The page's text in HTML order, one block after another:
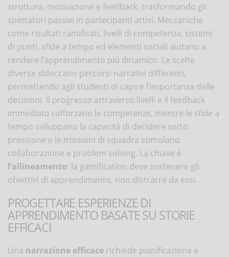
struttura, motivazione e feedback, trasformando gli
spettatori passivi in partecipanti attivi. Meccaniche
come risultati ramificati, livelli di competenza, sistemi
di punti, sfide a tempo ed elementi sociali aiutano a
rendere l’apprendimento più dinamico. Le scelte
diverse sbloccano percorsi narrativi differenti,
permettendo agli studenti di capire l’importanza delle
decisioni. Il progresso attraverso livelli e il feedback
immediato rafforzano le competenze, mentre le sfide a
tempo sviluppano la capacità di decidere sotto
pressione e le missioni di squadra stimolano
collaborazione e problem solving. La chiave è
l’allineamento: la gamification deve sostenere gli
obiettivi di apprendimento, non distrarre da essi.
PROGETTARE ESPERIENZE DI
APPRENDIMENTO BASATE SU STORIE
EFFICACI
Una narrazione efficace richiede pianificazione e